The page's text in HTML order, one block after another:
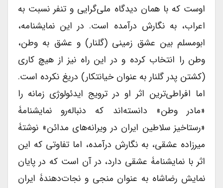
اوست که با همان دیدگاه ملی‌گرایی و تنفر نسبت به
اعراب، به نگارش درآمده است. در این نمایشنامه،
ابومسلم بین عشق زمینی (گلنار) و عشق به وطن،
وطن را انتخاب کرده و در این راه نیز از هیچ کاری
(کشتن پدر گلنار به عنوان خیانتکار) دریغ نکرده است.
اما افراطی‌ترین اثر او در ترویج ایدئولوژی زمانه را
«مادر وطن» دانسته‌اند که دنباله‌رو نمایشنامۀ
«رستاخیز سلاطین ایران در ویرانه‌های مدائن» نوشتۀ
میرزاده عشقی، به نگارش درآمده، اما تفاوتی که این
اثر با نمایشنامۀ عشقی دارد، در آن است که در پایان
نمایش رضاشاه به عنوان منجی و نجات‌دهندۀ ایران